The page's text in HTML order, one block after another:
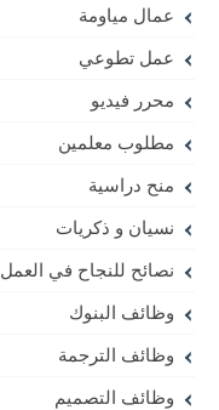
عمال مياومة
عمل تطوعي
محرر فيديو
مطلوب معلمين
منح دراسية
نسيان و ذكريات
نصائح للنجاح في العمل
وظائف البنوك
وظائف الترجمة
وظائف التصميم